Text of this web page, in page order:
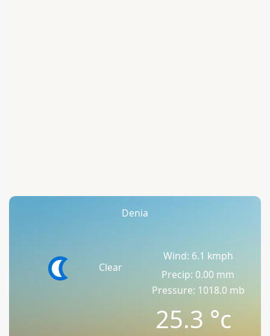
Denia
Clear
Wind: 6.1 kmph
Precip: 0.00 mm
Pressure: 1018.0 mb
25.3 °c